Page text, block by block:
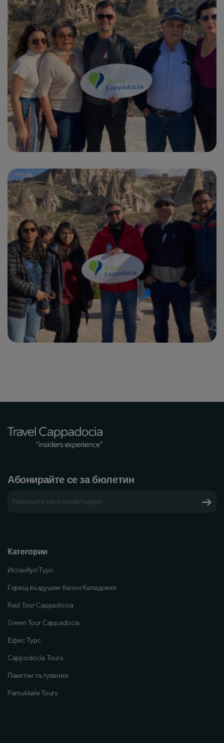
Абонирайте се за бюлетин
Категории
Истанбул Турс
Горещ въздушен балон Кападокия
Red Tour Cappadocia
Green Tour Cappadocia
Ефес Турс
Cappodocia Tours
Пакетни пътувания
Pamukkale Tours